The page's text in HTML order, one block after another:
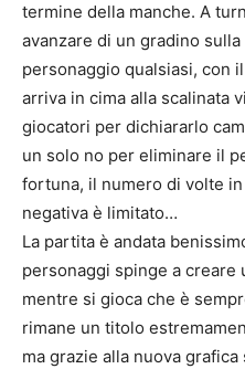
termine della manche. A
avanzare di un gradino
personaggio qualsiasi, con
arriva in cima alla scalinata
giocatori per dichiararlo
un solo no per eliminare il
fortuna, il numero di volte
negativa è limitato…
La partita è andata
personaggi spinge a creare
mentre si gioca che è
rimane un titolo
ma grazie alla nuova